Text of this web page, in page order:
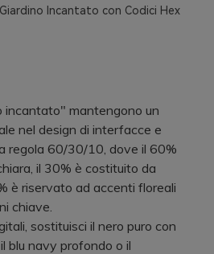
Incantato con Codici Hex
incantato" mantengono un
nel design di interfacce e
regola 60/30/10, dove il 60%
il 30% è costituito da
è riservato ad accenti floreali
chiave.
sostituisci il nero puro con
blu navy profondo o il